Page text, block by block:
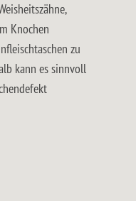
Knochen
zu
kann es sinnvoll